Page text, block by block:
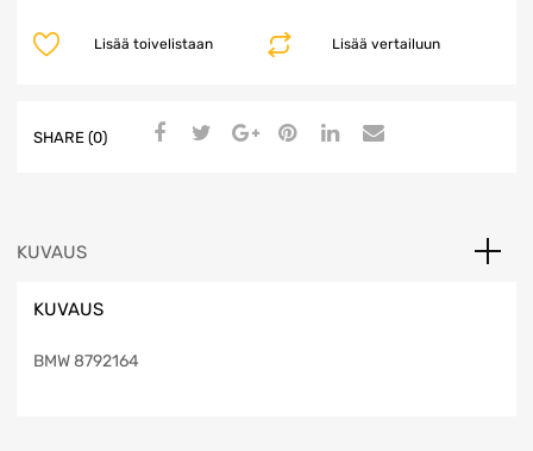
Lisää vertailuun
Lisää toivelistaan
SHARE (0)
KUVAUS
KUVAUS
BMW 8792164